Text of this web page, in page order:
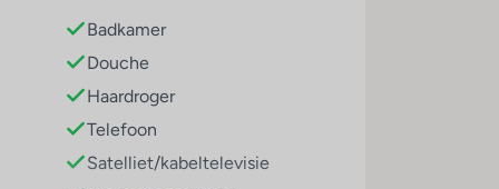
ongeveer 900 meter afstand en is
bars en uitgaansgelegenheden.
Rondom de zwembaden vind je
Badkamer
Douche
Haardroger
Telefoon
Satelliet/kabeltelevisie